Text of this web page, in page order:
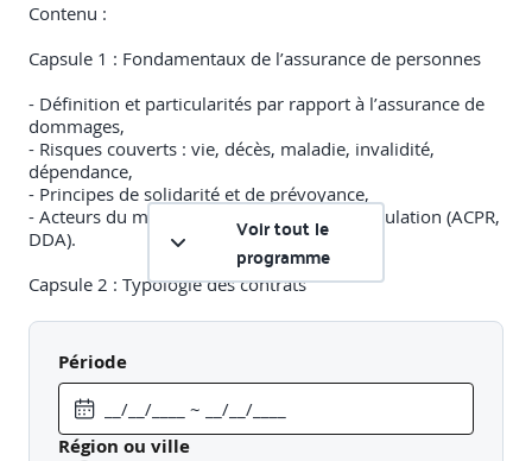
Contenu :
Capsule 1 : Fondamentaux de l’assurance de personnes
- Définition et particularités par rapport à l’assurance de
dommages,
- Risques couverts : vie, décès, maladie, invalidité,
dépendance,
- Principes de solidarité et de prévoyance,
- Acteurs du marché et cadre général de régulation (ACPR,
DDA).
Capsule 2 : Typologie des contrats
- Assurance santé individuelle et collective,
- Assurance prévoyance (décès, incapacité, invalidité),
- Assurance retraite (Madelin, PER),
- Assurance vie : contrats en cas de vie, en cas de décès,
mixtes,
- Assurance dépendance,
Voir tout le
programme
Période
Région ou ville